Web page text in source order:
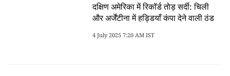
दक्षिण अमेरिका में रिकॉर्ड तोड़ सर्दी: चिली
और अर्जेंटीना में हड्डियाँ कंपा देने वाली ठंड
4 July 2025 7:20 AM IST